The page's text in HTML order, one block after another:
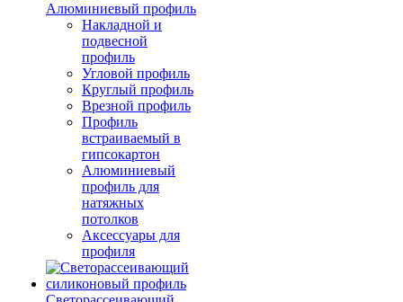
Алюминиевый профиль
Накладной и
подвесной
профиль
Угловой профиль
Круглый профиль
Врезной профиль
Профиль
встраиваемый в
гипсокартон
Алюминиевый
профиль для
натяжных
потолков
Аксессуары для
профиля